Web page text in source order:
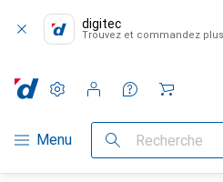
digitec
Trouvez et commandez
Navigation par catégorie
Menu Recherche
Paramètres
Compte client
Listes de comparaison
Listes d'envies
Panier